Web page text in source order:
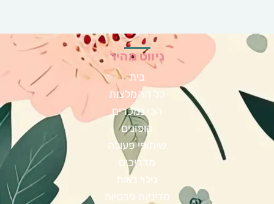
ניווט מהיר
בית
כל ההמלצות
הכי נמכרים
קופונים
שיתופי פעולה
מדריכים
גילוי נאות
מדיניות פרטיות